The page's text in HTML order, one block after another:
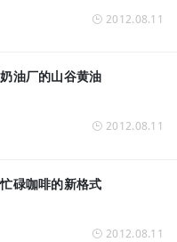
2012.08.11
油厂的山谷黄油
2012.08.11
碌咖啡的新格式
2012.08.11